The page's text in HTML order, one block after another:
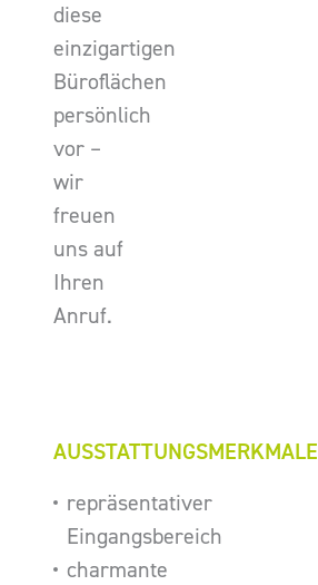
diese
einzigartigen
Büroflächen
persönlich
vor –
wir
freuen
uns auf
Ihren
Anruf.
AUSSTATTUNGSMERKMALE
repräsentativer
Eingangsbereich
charmante